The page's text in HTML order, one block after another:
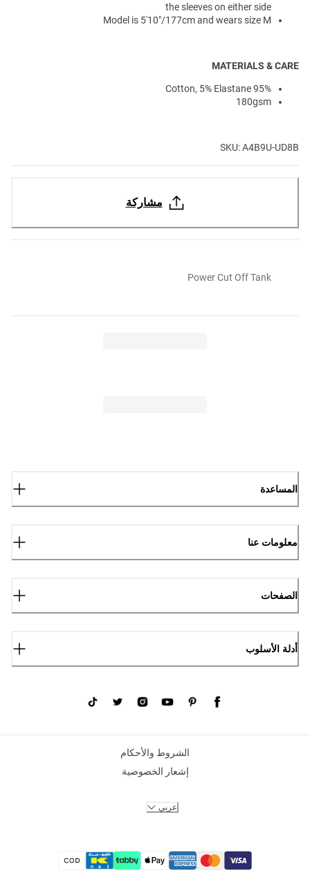
the sleeves on either side
Model is 5'10"/177cm and wears size M
MATERIALS & CARE
95% Cotton, 5% Elastane
180gsm
SKU: A4B9U-UD8B
مشاركة
Power Cut Off Tank
المساعدة
معلومات عنا
الصفحات
أدلة الأسلوب
الشروط والأحكام
إشعار الخصوصية
عربي